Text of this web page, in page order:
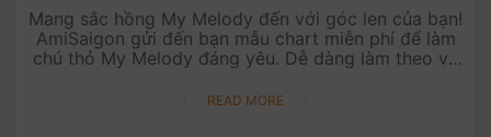
Mang sắc hồng My Melody đến với góc len của bạn!
AmiSaigon gửi đến bạn mẫu chart miễn phí để làm
chú thỏ My Melody đáng yêu. Dễ dàng làm theo và
Melody và thêm chút sắ....
READ MORE